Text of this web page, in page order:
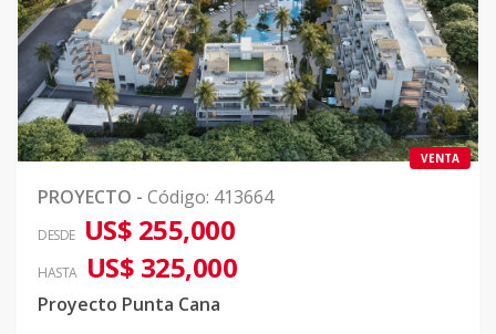
VENTA
PROYECTO - Código: 413664
DESDE US$ 255,000
HASTA US$ 325,000
Proyecto Punta Cana